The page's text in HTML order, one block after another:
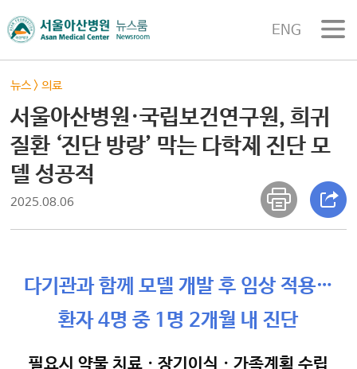
ENG
뉴스 >의료
서울아산병원·국립보건연구원, 희귀
질환 ‘진단 방랑’ 막는 다학제 진단 모
델 성공적
2025.08.06
다기관과 함께 모델 개발 후 임상 적용…
환자 4명 중 1명 2개월 내 진단
필요시 약물 치료 · 장기이식 · 가족계획 수립